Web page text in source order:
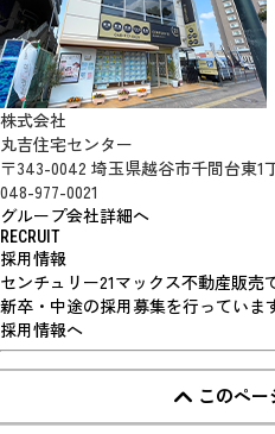
株式会社
丸吉住宅センター
〒343-0042 埼玉県越谷市千間台東1
048-977-0021
グループ会社詳細へ
RECRUIT
採用情報
センチュリー21マックス不動産販売
新卒・中途の採用募集を行っていま
採用情報へ
このペ